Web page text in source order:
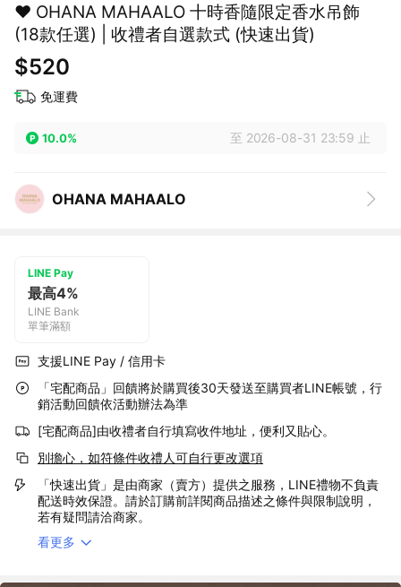
❤️ OHANA MAHAALO 十時香隨限定香水吊飾
(18款任選) | 收禮者自選款式 (快速出貨)
$520
免運費
10.0% 至 2026-08-31 23:59 止
OHANA MAHAALO
LINE Pay
最高4%
LINE Bank
單筆滿額
支援LINE Pay / 信用卡
「宅配商品」回饋將於購買後30天發送至購買者LINE帳號，行
銷活動回饋依活動辦法為準
[宅配商品]由收禮者自行填寫收件地址，便利又貼心。
別擔心，如符條件收禮人可自行更改選項
「快速出貨」是由商家（賣方）提供之服務，LINE禮物不負責
配送時效保證。請於訂購前詳閱商品描述之條件與限制說明，
若有疑問請洽商家。
看更多